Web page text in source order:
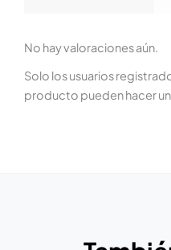
No hay valoraciones aún.
Solo los usuarios
producto pueden hacer